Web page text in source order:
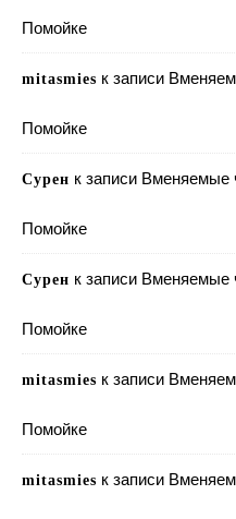
Помойке
mitasmies к записи
Помойке
Сурен к записи Вменяемые
Помойке
Сурен к записи Вменяемые
Помойке
mitasmies к записи
Помойке
mitasmies к записи